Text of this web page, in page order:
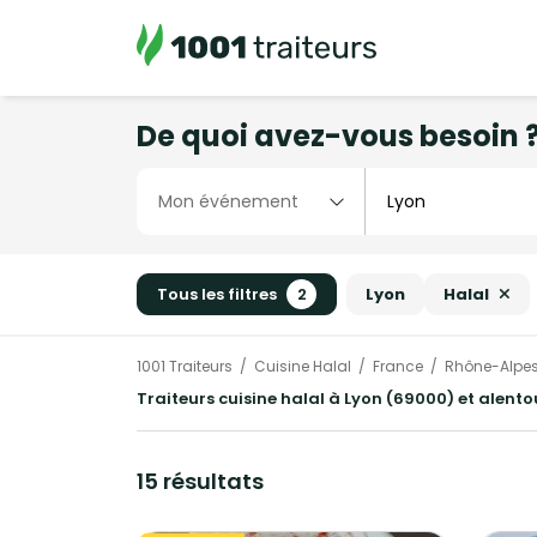
De quoi avez-vous besoin
Tous les filtres 2 Lyon Halal
1001 Traiteurs Cuisine Halal France Rhône-Alpes
Traiteurs cuisine halal à Lyon (69000) et
15 résultats